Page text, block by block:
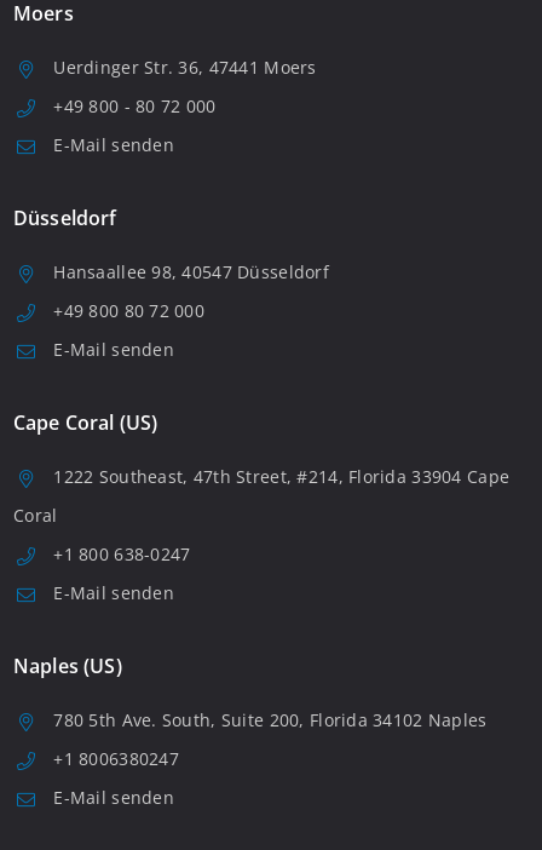
Moers
Uerdinger Str. 36, 47441 Moers
+49 800 - 80 72 000
E-Mail senden
Düsseldorf
Hansaallee 98, 40547 Düsseldorf
+49 800 80 72 000
E-Mail senden
Cape Coral (US)
1222 Southeast, 47th Street, #214, Florida 33904 Cape
Coral
+1 800 638-0247
E-Mail senden
Naples (US)
780 5th Ave. South, Suite 200, Florida 34102 Naples
+1 8006380247
E-Mail senden